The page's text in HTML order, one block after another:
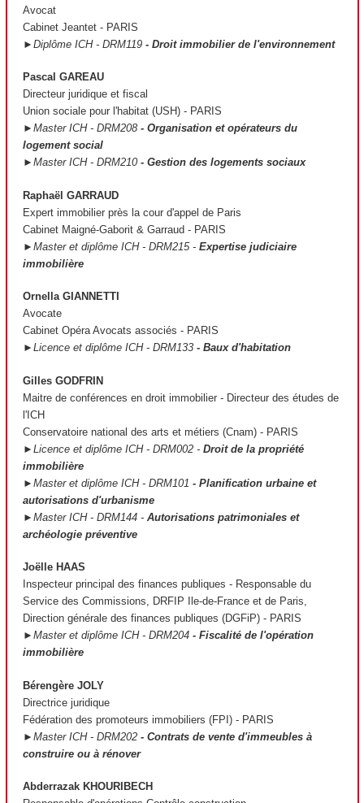
Avocat
Cabinet Jeantet - PARIS
►Diplôme ICH - DRM119 - Droit immobilier de l'environnement
Pascal GAREAU
Directeur juridique et fiscal
Union sociale pour l'habitat (USH) - PARIS
►Master ICH - DRM208 - Organisation et opérateurs du
logement social
►Master ICH - DRM210 - Gestion des logements sociaux
Raphaël GARRAUD
Expert immobilier près la cour d'appel de Paris
Cabinet Maigné-Gaborit & Garraud - PARIS
►Master et diplôme ICH - DRM215 - Expertise judiciaire
immobilière
Ornella GIANNETTI
Avocate
Cabinet Opéra Avocats associés - PARIS
►Licence et diplôme ICH - DRM133 - Baux d'habitation
Gilles GODFRIN
Maitre de conférences en droit immobilier - Directeur des études de
l'ICH
Conservatoire national des arts et métiers (Cnam) - PARIS
►Licence et diplôme ICH - DRM002 - Droit de la propriété
immobilière
►Master et diplôme ICH - DRM101 - Planification urbaine et
autorisations d'urbanisme
►Master ICH - DRM144 - Autorisations patrimoniales et
archéologie préventive
Joëlle HAAS
Inspecteur principal des finances publiques - Responsable du
Service des Commissions, DRFIP Ile-de-France et de Paris,
Direction générale des finances publiques (DGFiP) - PARIS
►Master et diplôme ICH - DRM204 - Fiscalité de l'opération
immobilière
Bérengère JOLY
Directrice juridique
Fédération des promoteurs immobiliers (FPI) - PARIS
►Master ICH - DRM202 - Contrats de vente d'immeubles à
construire ou à rénover
Abderrazak KHOURIBECH